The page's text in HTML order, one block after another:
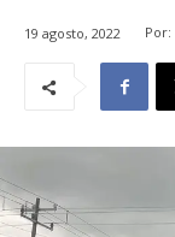
19 agosto, 2022 Por: